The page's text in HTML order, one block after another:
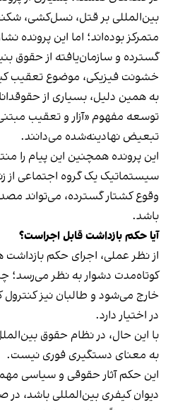
بین‌المللی بر قتل، نسل‌کشی،
متمرکز بوده‌اند؛ اما این
گسترده و سازمان‌یافته از حقوق
خشونت فیزیکی، موضوع تعقیب
به همین دلیل، بسیاری از
توسعه مفهوم «آزار و تعقیب
تبعیض نهادینه‌شده می‌دانند.
این پرونده همچنین این پیام را
سیستماتیک یک گروه اجتماعی از
وقوع کشتار گسترده، می‌تواند
باشد.
آیا حکم بازداشت قابل اجراست؟
از نظر عملی، اجرای حکم بازداشت
کوتاه‌مدت دشوار به نظر می‌رسد؛
خارج می‌شود و طالبان نیز کنترول
در اختیار دارد.
با این حال، در نظام حقوق
به معنای دستگیری فوری نیست.
این حکم آثار حقوقی و سیاسی
دیوان کیفری بین‌المللی باشد،